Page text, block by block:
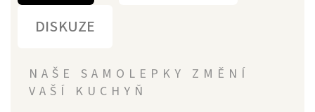
DISKUZE
NAŠE SAMOLEPKY ZMĚNÍ
VAŠÍ KUCHYŇ